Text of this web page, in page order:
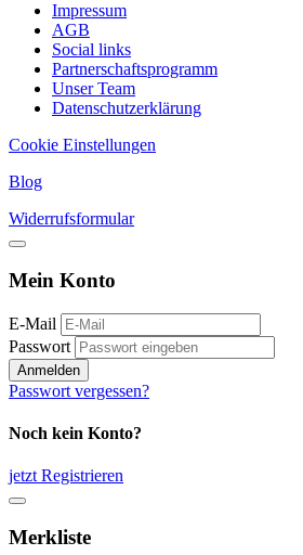
Impressum
AGB
Social links
Partnerschaftsprogramm
Unser Team
Datenschutzerklärung
Cookie Einstellungen
Blog
Widerrufsformular
Mein Konto
E-Mail
Passwort
Anmelden
Passwort vergessen?
Noch kein Konto?
jetzt Registrieren
Merkliste